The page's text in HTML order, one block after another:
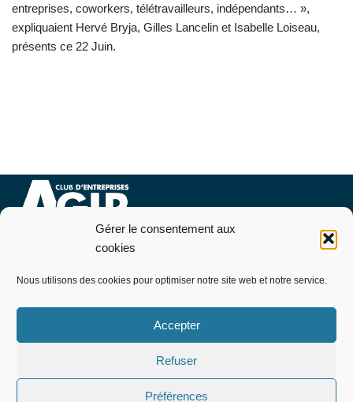
Gérer le consentement aux
cookies
Nous utilisons des cookies pour optimiser notre site web et notre service.
Accepter
Refuser
Préférences
entreprises, coworkers, télétravailleurs, indépendants… »,
expliquaient Hervé Bryja, Gilles Lancelin et Isabelle Loiseau,
présents ce 22 Juin.
Télécharger le bulletin d’adhésion
Mentions légales